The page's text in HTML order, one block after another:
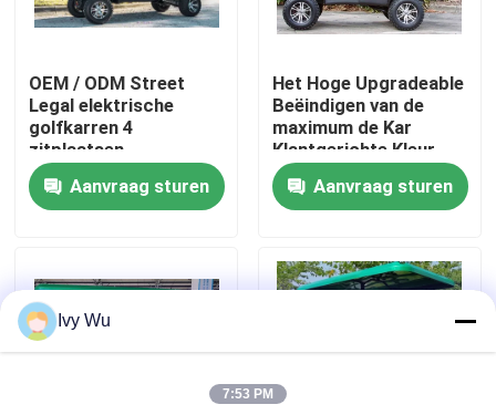
Contact de V.S.
Nieuws
De Zijspiegels van de golfkar
Het Wieldekking van de golfkar
Het Dashboard van de golfkar
OEM / ODM Street
Legal elektrische
golfkarren 4
zitplaatsen
Aanvraag sturen
Het Hoge Upgradeable
Beëindigen van de
maximum de Kar
Klantgerichte Kleur
van het Snelheids
Elektrische 30mph
Golf
Aanvraag sturen
Ivy Wu
7:53 PM